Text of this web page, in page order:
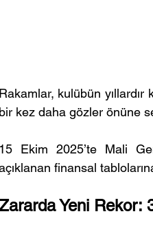
Rakamlar, kulübün
bir kez daha gözler önüne
15 Ekim 2025’te Mali
finansal
Yeni Rekor: